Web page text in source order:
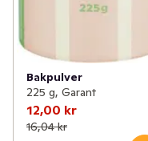
Bakpulver
225 g, Garant
12,00 kr
16,04 kr